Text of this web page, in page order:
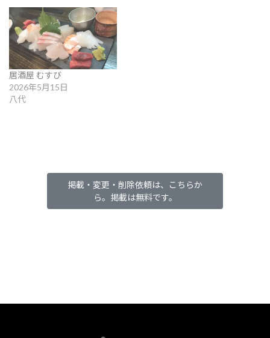
居酒屋 むすび
2026年5月15日
八代
掲載・変更・削除依頼は、こちらか
ら。掲載は無料です。